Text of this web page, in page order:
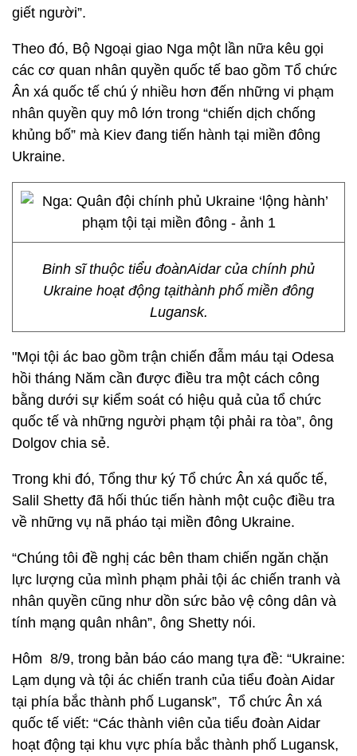
giết người”.
Theo đó, Bộ Ngoại giao Nga một lần nữa kêu gọi
các cơ quan nhân quyền quốc tế bao gồm Tổ chức
Ân xá quốc tế chú ý nhiều hơn đến những vi phạm
nhân quyền quy mô lớn trong “chiến dịch chống
khủng bố” mà Kiev đang tiến hành tại miền đông
Ukraine.
Binh sĩ thuộc tiểu đoànAidar của chính phủ
Ukraine hoạt động tạithành phố miền đông
Lugansk.
"Mọi tội ác bao gồm trận chiến đẫm máu tại Odesa
hồi tháng Năm cần được điều tra một cách công
bằng dưới sự kiểm soát có hiệu quả của tổ chức
quốc tế và những người phạm tội phải ra tòa”, ông
Dolgov chia sẻ.
Trong khi đó, Tổng thư ký Tổ chức Ân xá quốc tế,
Salil Shetty đã hối thúc tiến hành một cuộc điều tra
về những vụ nã pháo tại miền đông Ukraine.
“Chúng tôi đề nghị các bên tham chiến ngăn chặn
lực lượng của mình phạm phải tội ác chiến tranh và
nhân quyền cũng như dồn sức bảo vệ công dân và
tính mạng quân nhân”, ông Shetty nói.
Hôm 8/9, trong bản báo cáo mang tựa đề: “Ukraine:
Lạm dụng và tội ác chiến tranh của tiểu đoàn Aidar
tại phía bắc thành phố Lugansk”, Tổ chức Ân xá
quốc tế viết: “Các thành viên của tiểu đoàn Aidar
hoạt động tại khu vực phía bắc thành phố Lugansk,